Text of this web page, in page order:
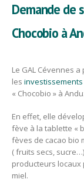
Demande de
Chocobio à
Le GAL Cévennes
les
« Chocobio » à
En effet, elle
fève à la tablette «
fèves de cacao bio
( fruits secs,
producteurs locaux
miel.